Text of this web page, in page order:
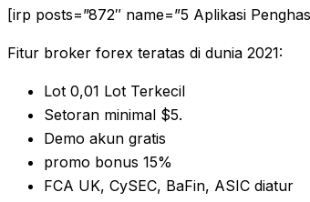
[irp posts=”872″ name=”5 Aplikasi
Fitur broker forex teratas di dunia 2021:
Lot 0,01 Lot Terkecil
Setoran minimal $5.
Demo akun gratis
promo bonus 15%
FCA UK, CySEC, BaFin, ASIC diatur